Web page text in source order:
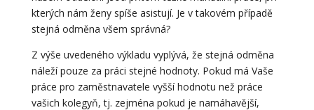
kterých nám ženy spíše asistují. Je v takovém případě
stejná odměna všem správná?
Z výše uvedeného výkladu vyplývá, že stejná odměna
náleží pouze za práci stejné hodnoty. Pokud má Vaše
práce pro zaměstnavatele vyšší hodnotu než práce
vašich kolegyň, tj. zejména pokud je namáhavější,